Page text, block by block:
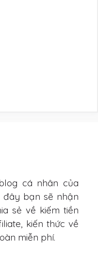
cá nhân của
đây bạn sẽ nhận
sẻ về kiếm tiền
kiến thức về
miễn phí.